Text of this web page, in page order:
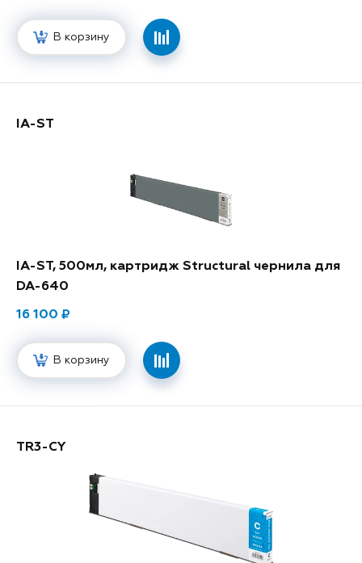
В корзину
IA-ST
IA-ST, 500мл, картридж Structural чернила для
DA-640
16 100
В корзину
TR3-CY